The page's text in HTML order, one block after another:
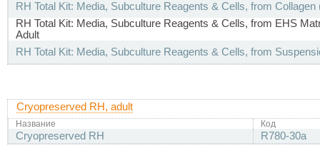
RH Total Kit: Media, Subculture Reagents & Cells, from Collagen
RH Total Kit: Media, Subculture Reagents & Cells, from EHS
Adult
RH Total Kit: Media, Subculture Reagents & Cells, from
Cryopreserved RH, adult
Название Код
Cryopreserved RH R780-30a